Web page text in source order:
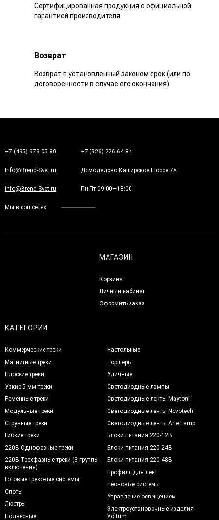
Сертифицированная продукция с официальной
гарантией производителя
Возврат
Возврат в установленный законом срок (или по
договоренности в случае его окончания)
+7 (495) 979-05-80 +7 (926) 226-64-84
Info@Brend-Svet.ru Домодедово Каширское Шоссе 7А
Info@Brend-Svet.ru Пн-Пт 09:00—18:00
Мы в соц.сетях
МАГАЗИН
Корзина
Личный кабинет
Оформить заказ
КАТЕГОРИИ
Коммерческие треки
Магнитные треки
Плоские треки
Узкие 5 мм треки
Ременные треки
Модульные треки
Струнные треки
Гибкие треки
220В Однофазные треки
220В Трехфазные треки (3 группы
включения)
Готовые трековые системы
Споты
Люстры
Подвесные
Настольные
Торшеры
Уличные
Светодиодные лампы
Светодиодные ленты Maytoni
Светодиодные ленты Novotech
Светодиодные ленты Arte Lamp
Блоки питания 220-12В
Блоки питания 220-24В
Блоки питания 220-48В
Профиль для лент
Неоновые системы
Управление освещением
Электроустановочные изделия
Voltum